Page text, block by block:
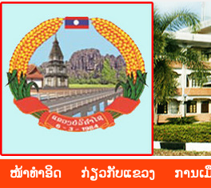
ໜ້າ​ທຳ​ອິດ ​ກ່ຽວ​ກັບ​ແຂວງ ການ​ເ